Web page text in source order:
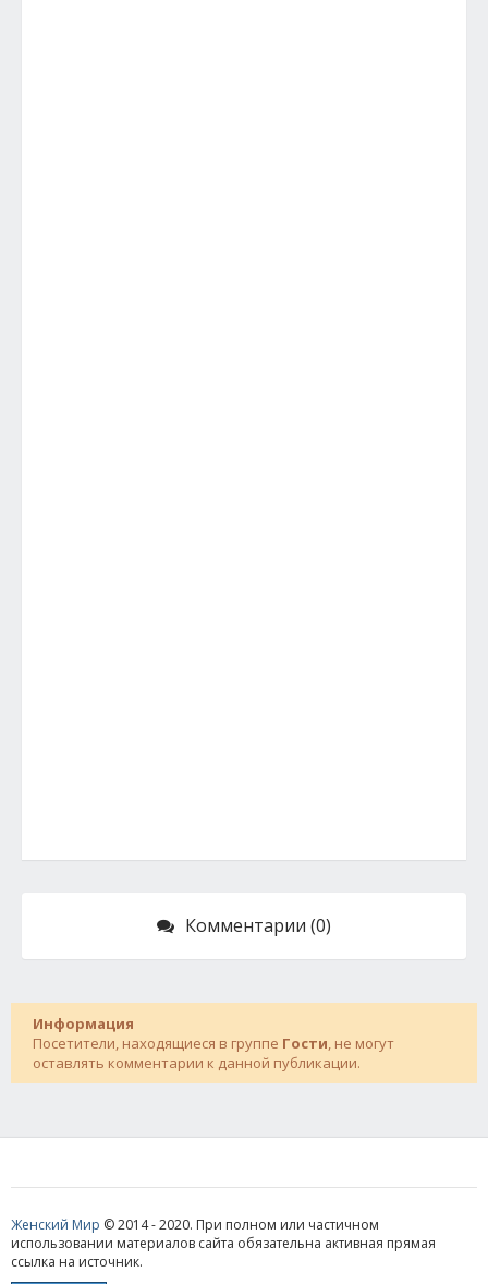
Комментарии (0)
Информация
Посетители, находящиеся в группе Гости, не могут
оставлять комментарии к данной публикации.
Женский Мир © 2014 - 2020. При полном или частичном
использовании материалов сайта обязательна активная прямая
ссылка на источник.